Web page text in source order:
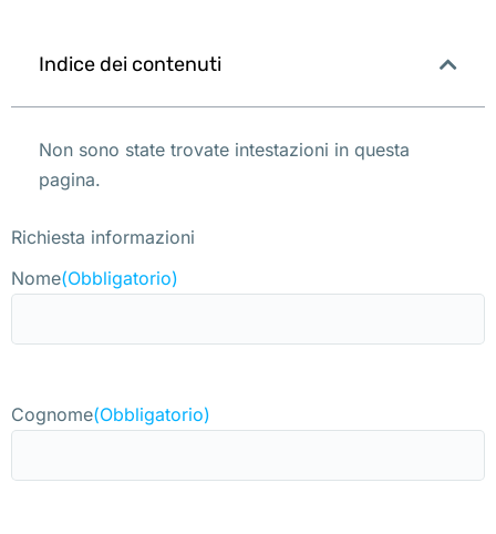
Indice dei contenuti
Non sono state trovate intestazioni in questa
pagina.
Richiesta informazioni
Nome(Obbligatorio)
Cognome(Obbligatorio)